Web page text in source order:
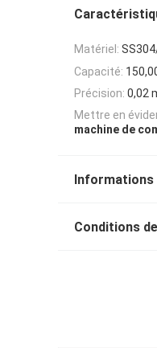
Matériel:
Capacité:
Précision: 0,02
Mettre en
machine de
Informations
Conditions